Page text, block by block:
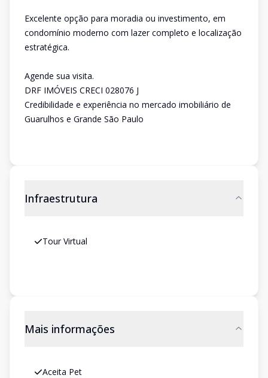
Excelente opção para moradia ou investimento, em
condomínio moderno com lazer completo e localização
estratégica.
Agende sua visita.
DRF IMÓVEIS CRECI 028076 J
Credibilidade e experiência no mercado imobiliário de
Guarulhos e Grande São Paulo
Infraestrutura
Tour Virtual
Mais informações
Aceita Pet